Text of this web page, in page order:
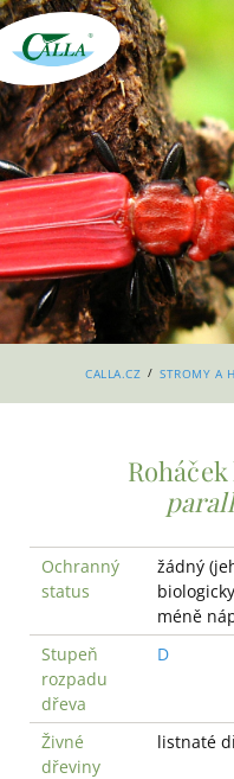
CALLA.CZ / STROMY A
Ochranný
status
žádný
méně
Stupeň
rozpadu
dřeva
D
Živné
dřeviny
listnaté